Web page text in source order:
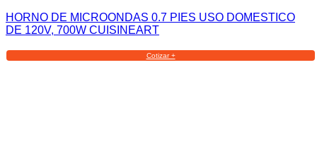
HORNO DE MICROONDAS 0.7 PIES USO DOMESTICO
DE 120V, 700W CUISINEART
Cotizar +